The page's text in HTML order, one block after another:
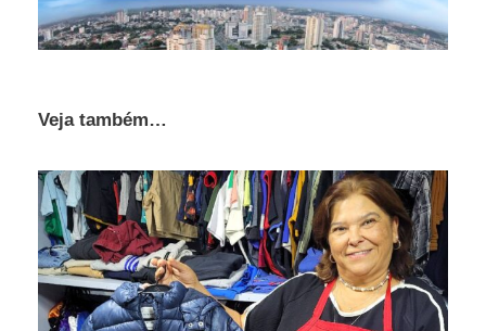
Veja também…